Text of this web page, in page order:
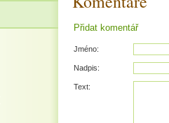
Přidat komentář
Jméno:
Nadpis:
Text: